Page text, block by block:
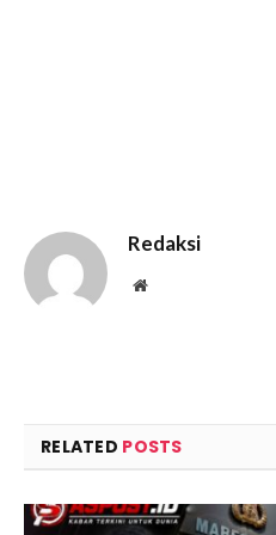
Redaksi
Website
RELATED POSTS